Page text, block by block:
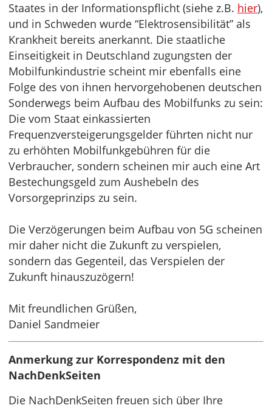
Staates in der Informationspflicht (siehe z.B. hier),
und in Schweden wurde “Elektrosensibilität” als
Krankheit bereits anerkannt. Die staatliche
Einseitigkeit in Deutschland zugungsten der
Mobilfunkindustrie scheint mir ebenfalls eine
Folge des von ihnen hervorgehobenen deutschen
Sonderwegs beim Aufbau des Mobilfunks zu sein:
Die vom Staat einkassierten
Frequenzversteigerungsgelder führten nicht nur
zu erhöhten Mobilfunkgebühren für die
Verbraucher, sondern scheinen mir auch eine Art
Bestechungsgeld zum Aushebeln des
Vorsorgeprinzips zu sein.
Die Verzögerungen beim Aufbau von 5G scheinen
mir daher nicht die Zukunft zu verspielen,
sondern das Gegenteil, das Verspielen der
Zukunft hinauszuzögern!
Mit freundlichen Grüßen,
Daniel Sandmeier
Anmerkung zur Korrespondenz mit den
NachDenkSeiten
Die NachDenkSeiten freuen sich über Ihre